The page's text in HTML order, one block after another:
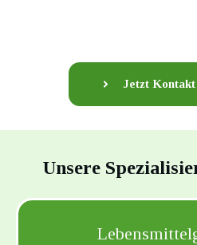
Jetzt Kontakt
Unsere